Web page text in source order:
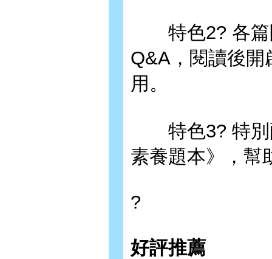
特色2? 各篇
Q&A，閱讀後開
用。
特色3? 特別
素養題本》，幫
?
好評推薦